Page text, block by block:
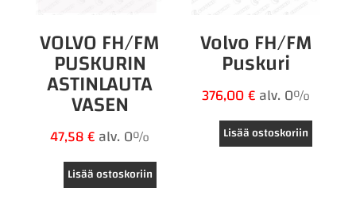
VOLVO FH/FM
PUSKURIN
ASTINLAUTA
VASEN
47,58€alv. 0%
Lisää ostoskoriin
Volvo FH/FM
Puskuri
376,00€alv. 0%
Lisää ostoskoriin